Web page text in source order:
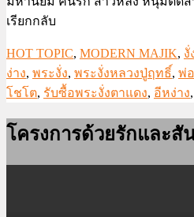
เรียกกลับ
HOT TOPIC, MODERN MAJIK, งั่
ง่าง, พระงั่ง, พระงั่งหลวงปู่ฤทธิ์, พ่
โชโต, รับซื้อพระงั่งตาแดง, อีหง่าง,
โครงการด้วยรักและสั